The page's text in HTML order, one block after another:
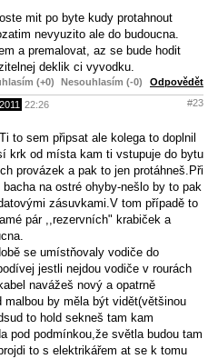
mit po byte kudy protahnout
nevyuzito ale do budoucna.
a premalovat, az se bude hodit
deklik ci vyvodku.
(+0) Nesouhlasím (-0) Odpovědět
22:26 #23
to sem připsat ale kolega to doplnil
krk od místa kam ti vstupuje do bytu
provázek a pak to jen protáhneš.Při
na ostré ohyby-nešlo by to pak
zásuvkami.V tom případě to
pár ,,rezervních" krabiček a
se umístňovaly vodiče do
jestli nejdou vodiče v rourách
navážeš nový a opatrně
by měla být vidět(většinou
to hold sekneš tam kam
pod podmínkou,že světla budou tam
to s elektrikářem at se k tomu